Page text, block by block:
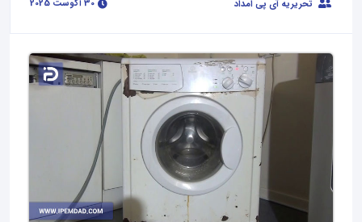
تحریریه آی پی امداد